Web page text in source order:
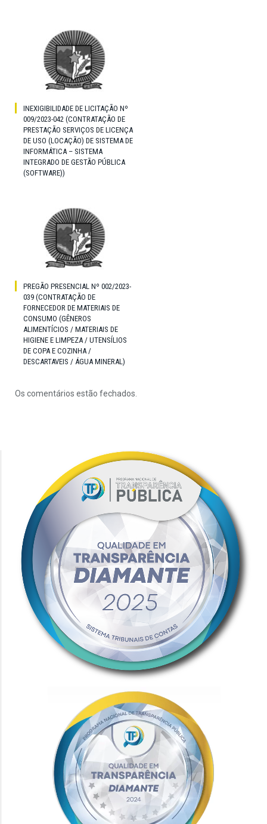
INEXIGIBILIDADE DE LICITAÇÃO Nº
009/2023-042 (CONTRATAÇÃO DE
PRESTAÇÃO SERVIÇOS DE LICENÇA
DE USO (LOCAÇÃO) DE SISTEMA DE
INFORMÁTICA – SISTEMA
INTEGRADO DE GESTÃO PÚBLICA
(SOFTWARE))
PREGÃO PRESENCIAL Nº 002/2023-
039 (CONTRATAÇÃO DE
FORNECEDOR DE MATERIAIS DE
CONSUMO (GÊNEROS
ALIMENTÍCIOS / MATERIAIS DE
HIGIENE E LIMPEZA / UTENSÍLIOS
DE COPA E COZINHA /
DESCARTAVEIS / ÁGUA MINERAL)
Os comentários estão fechados.